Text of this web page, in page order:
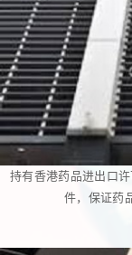
持有香港药品进出口
件，保证药